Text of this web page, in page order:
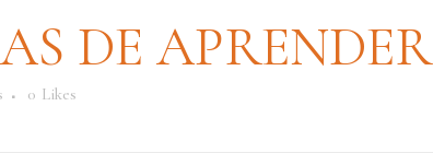
DE APRENDER
0 Likes